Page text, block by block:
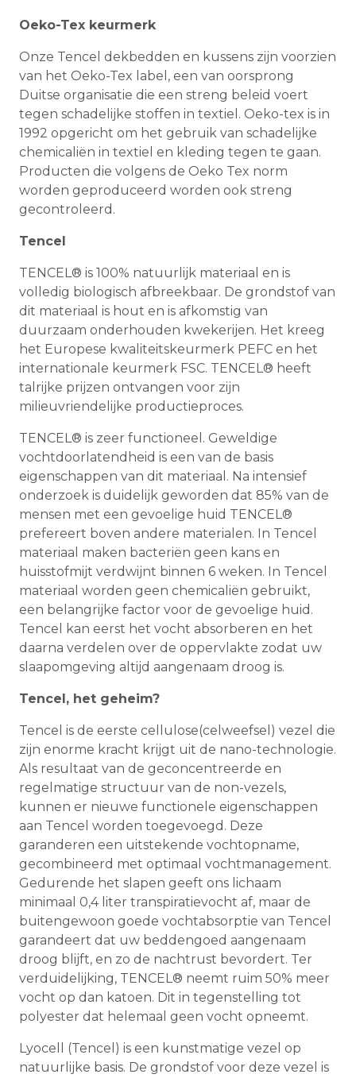
Oeko-Tex keurmerk
Onze Tencel dekbedden en kussens zijn voorzien
van het Oeko-Tex label, een van oorsprong
Duitse organisatie die een streng beleid voert
tegen schadelijke stoffen in textiel. Oeko-tex is in
1992 opgericht om het gebruik van schadelijke
chemicaliën in textiel en kleding tegen te gaan.
Producten die volgens de Oeko Tex norm
worden geproduceerd worden ook streng
gecontroleerd.
Tencel
TENCEL® is 100% natuurlijk materiaal en is
volledig biologisch afbreekbaar. De grondstof van
dit materiaal is hout en is afkomstig van
duurzaam onderhouden kwekerijen. Het kreeg
het Europese kwaliteitskeurmerk PEFC en het
internationale keurmerk FSC. TENCEL® heeft
talrijke prijzen ontvangen voor zijn
milieuvriendelijke productieproces.
TENCEL® is zeer functioneel. Geweldige
vochtdoorlatendheid is een van de basis
eigenschappen van dit materiaal. Na intensief
onderzoek is duidelijk geworden dat 85% van de
mensen met een gevoelige huid TENCEL®
prefereert boven andere materialen. In Tencel
materiaal maken bacteriën geen kans en
huisstofmijt verdwijnt binnen 6 weken. In Tencel
materiaal worden geen chemicaliën gebruikt,
een belangrijke factor voor de gevoelige huid.
Tencel kan eerst het vocht absorberen en het
daarna verdelen over de oppervlakte zodat uw
slaapomgeving altijd aangenaam droog is.
Tencel, het geheim?
Tencel is de eerste cellulose(celweefsel) vezel die
zijn enorme kracht krijgt uit de nano-technologie.
Als resultaat van de geconcentreerde en
regelmatige structuur van de non-vezels,
kunnen er nieuwe functionele eigenschappen
aan Tencel worden toegevoegd. Deze
garanderen een uitstekende vochtopname,
gecombineerd met optimaal vochtmanagement.
Gedurende het slapen geeft ons lichaam
minimaal 0,4 liter transpiratievocht af, maar de
buitengewoon goede vochtabsorptie van Tencel
garandeert dat uw beddengoed aangenaam
droog blijft, en zo de nachtrust bevordert. Ter
verduidelijking, TENCEL® neemt ruim 50% meer
vocht op dan katoen. Dit in tegenstelling tot
polyester dat helemaal geen vocht opneemt.
Lyocell (Tencel) is een kunstmatige vezel op
natuurlijke basis. De grondstof voor deze vezel is